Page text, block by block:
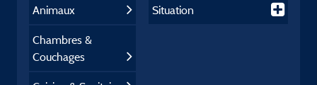
Animaux
Chambres &
Couchages
Situation